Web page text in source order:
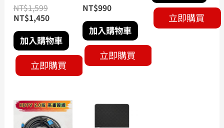
NT$1,599
NT$1,450
加入購物車
立即購買
NT$990
加入購物車
立即購買
立即購買
價
格
範
此